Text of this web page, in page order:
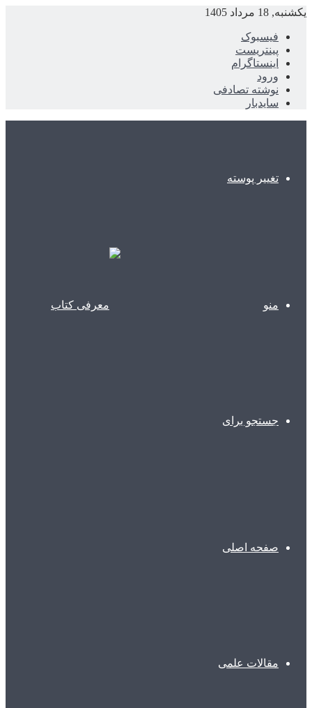
یکشنبه, 18 مرداد 1405
فیسبوک
پینتریست
اینستاگرام
ورود
نوشته تصادفی
سایدبار
تغییر پوسته
منو
جستجو برای
صفحه اصلی
مقالات علمی